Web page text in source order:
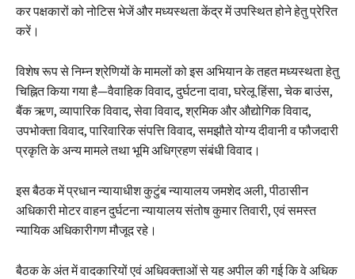
कर पक्षकारों को नोटिस भेजें और मध्यस्थता केंद्र में उपस्थित होने हेतु प्रेरित
करें।
विशेष रूप से निम्न श्रेणियों के मामलों को इस अभियान के तहत मध्यस्थता हेतु
चिह्नित किया गया है—वैवाहिक विवाद, दुर्घटना दावा, घरेलू हिंसा, चेक बाउंस,
बैंक ऋण, व्यापारिक विवाद, सेवा विवाद, श्रमिक और औद्योगिक विवाद,
उपभोक्ता विवाद, पारिवारिक संपत्ति विवाद, समझौते योग्य दीवानी व फौजदारी
प्रकृति के अन्य मामले तथा भूमि अधिग्रहण संबंधी विवाद।
इस बैठक में प्रधान न्यायाधीश कुटुंब न्यायालय जमशेद अली, पीठासीन
अधिकारी मोटर वाहन दुर्घटना न्यायालय संतोष कुमार तिवारी, एवं समस्त
न्यायिक अधिकारीगण मौजूद रहे।
बैठक के अंत में वादकारियों एवं अधिवक्ताओं से यह अपील की गई कि वे अधिक